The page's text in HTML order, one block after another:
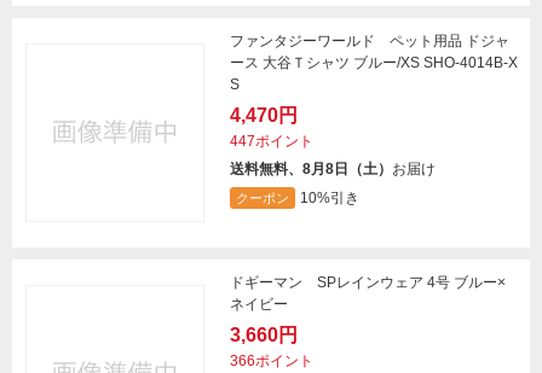
ファンタジーワールド ペット用品 ドジャ
ース 大谷Ｔシャツ ブルー/XS SHO-4014B-X
S
4,470円
447ポイント
送料無料、8月8日（土） お届け
クーポン 10%引き
ドギーマン SPレインウェア 4号 ブルー×
ネイビー
3,660円
366ポイント